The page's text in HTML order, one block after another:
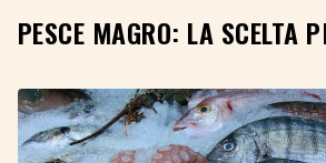
PESCE MAGRO: LA SCELTA